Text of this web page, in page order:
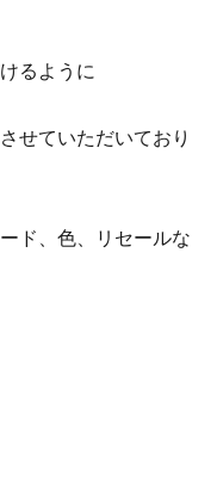
るように
せていただいており
ド、色、リセールな